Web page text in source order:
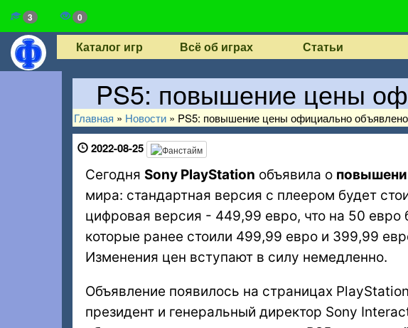
3 0
Каталог игр Всё об играх Статьи
PS5: повышение цены
Главная » Новости » PS5: повышение цены официально
2022-08-25
Сегодня Sony PlayStation объявила о
мира: стандартная версия с плеером будет
цифровая версия - 449,99 евро, что на 50
которые ранее стоили 499,99 евро и 399,99
Изменения цен вступают в силу немедленно.
Объявление появилось на страницах
президент и генеральный директор Sony